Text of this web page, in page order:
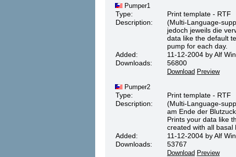
Pumper1
Type:
Print template - RTF
Description:
(Multi-Language-
jedoch jeweils die
data like the default
pump for each day.
Added:
11-12-2004 by Alf
Downloads:
56800
Download Preview
Pumper2
Type:
Print template - RTF
Description:
(Multi-Language-
am Ende der
Prints your data like
created with all basal
Added:
11-12-2004 by Alf
Downloads:
53767
Download Preview